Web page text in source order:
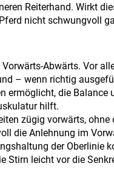
Reiterhand. Wirkt
nicht schwungvoll
Abwärts. Vor
– wenn richtig
die Balance
hilft.
zügig vorwärts,
die Anlehnung im
der Oberlinie
Stirn leicht vor die